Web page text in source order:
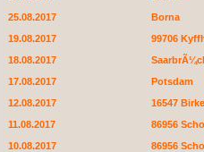
25.08.2017
Borna
19.08.2017
99706
18.08.2017
17.08.2017
Potsdam
12.08.2017
16547
11.08.2017
86956
10.08.2017
86956